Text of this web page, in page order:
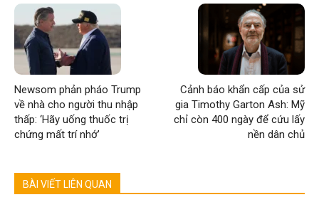
Newsom phản pháo Trump
về nhà cho người thu nhập
thấp: ‘Hãy uống thuốc trị
chứng mất trí nhớ’
Cảnh báo khẩn cấp của sử
gia Timothy Garton Ash: Mỹ
chỉ còn 400 ngày để cứu lấy
nền dân chủ
BÀI VIẾT LIÊN QUAN